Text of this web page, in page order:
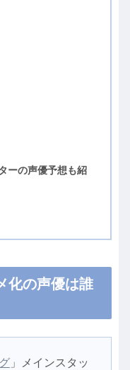
ーの声優予想も紹
化の声優は誰
」メインスタッ